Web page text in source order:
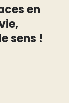
en
sens !